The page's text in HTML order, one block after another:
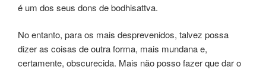
é um dos seus dons de bodhisattva.
No entanto, para os mais desprevenidos, talvez possa
dizer as coisas de outra forma, mais mundana e,
certamente, obscurecida. Mais não posso fazer que dar o